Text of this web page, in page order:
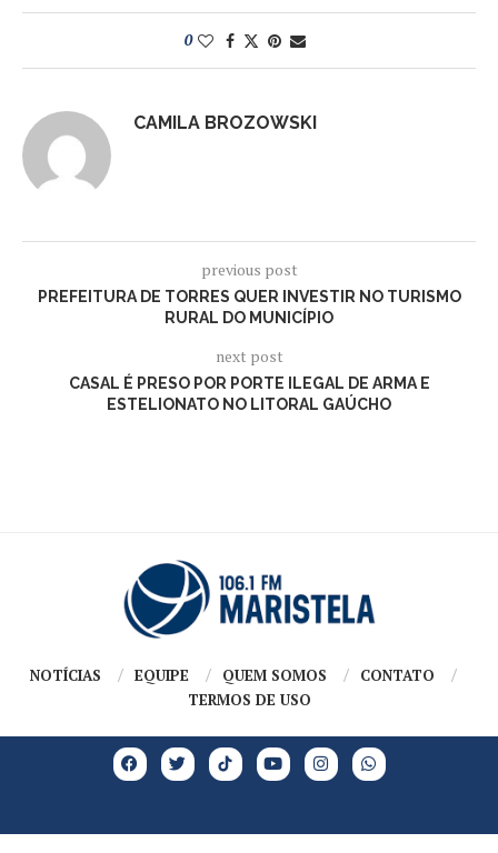
0
CAMILA BROZOWSKI
previous post
PREFEITURA DE TORRES QUER INVESTIR NO TURISMO
RURAL DO MUNICÍPIO
next post
CASAL É PRESO POR PORTE ILEGAL DE ARMA E
ESTELIONATO NO LITORAL GAÚCHO
NOTÍCIAS EQUIPE QUEM SOMOS
CONTATO
TERMOS DE USO